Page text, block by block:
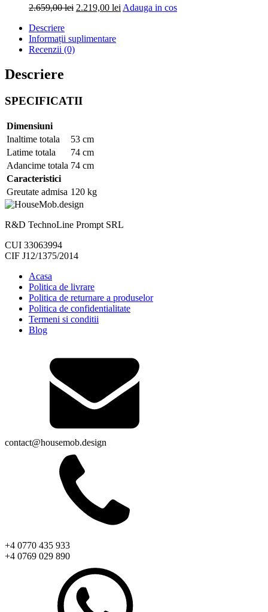
2.659,00lei Prețul
fost:
2.219,00 lei Prețul
Adauga in cosAdauga
Descriere
Informații suplimentare
Recenzii (0)
Descriere
SPECIFICATII
Dimensiuni
Inaltime totala
53 cm
Latime totala
74 cm
Adancime totala 74 cm
Caracteristici
Greutate admisa 120 kg
R&D TechnoLine Prompt SRL
CUI 33063994
CIF J12/1375/2014
Acasa
Politica de livrare
Politica de returnare a produselor
Politica de confidentialitate
Termeni si conditii
Blog
contact@housemob.design
+4 0770 435 933
+4 0769 029 890